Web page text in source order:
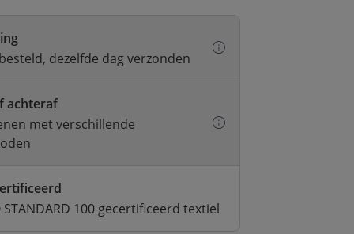
dezelfde dag verzonden
achteraf
met verschillende
STANDARD 100 gecertificeerd textiel